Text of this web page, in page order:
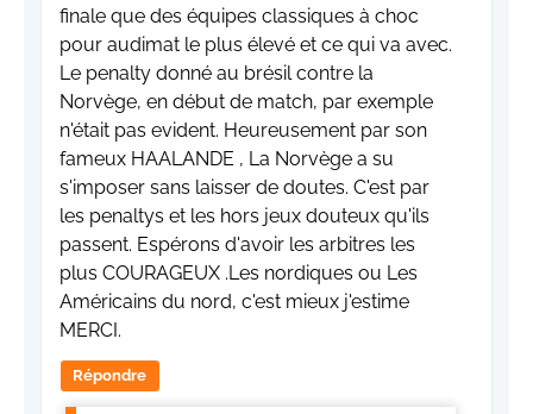
n'était pas evident. Heureusement par son
fameux HAALANDE , La Norvège a su
s'imposer sans laisser de doutes. C'est par
les penaltys et les hors jeux douteux qu'ils
passent. Espérons d'avoir les arbitres les
plus COURAGEUX .Les nordiques ou Les
Américains du nord, c'est mieux j'estime
MERCI.
poulain patrick
raisons mercantiles. mercantique n'existe
pas